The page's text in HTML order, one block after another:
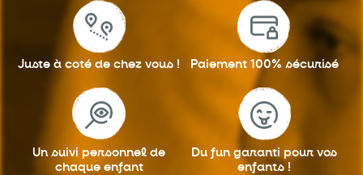
Juste à coté de chez vous ! Paiement 100% sécurisé
Un suivi personnel de
chaque enfant
Du fun garanti pour vos
enfants !